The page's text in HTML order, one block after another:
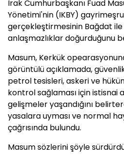
Irak Cumhurbaşkanı Fuad
Yönetimi'nin (IKBY)
gerçekleştirmesinin Bağdat ile
anlaşmazlıklar doğurduğunu
Masum, Kerkük
görüntülü açıklamada,
petrol tesisleri, askeri ve
kontrol sağlaması için istisnai
gelişmeler yaşandığını
yasalara uyması ve normal
çağrısında bulundu.
Masum sözlerini şöyle